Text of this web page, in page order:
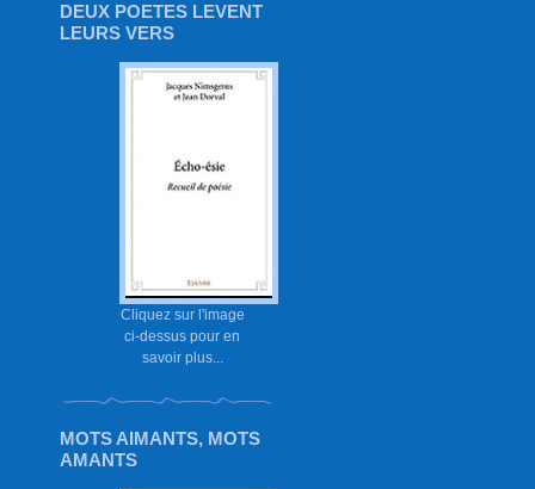
DEUX POETES LEVENT
LEURS VERS
Cliquez sur l'image
ci-dessus pour en
savoir plus...
MOTS AIMANTS, MOTS
AMANTS